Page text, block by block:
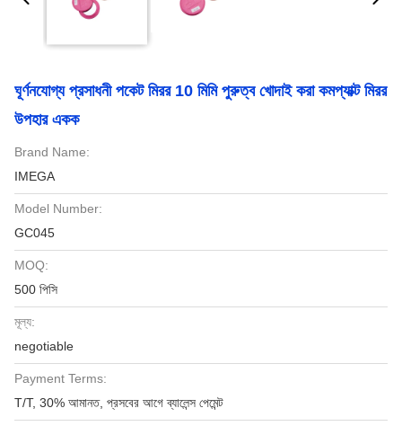
ঘূর্ণনযোগ্য প্রসাধনী পকেট মিরর 10 মিমি পুরুত্ব খোদাই করা কমপ্যাক্ট মিরর
উপহার একক
Brand Name:
IMEGA
Model Number:
GC045
MOQ:
500 পিসি
মূল্য:
negotiable
Payment Terms:
T/T, 30% আমানত, প্রসবের আগে ব্যালেন্স পেমেন্ট